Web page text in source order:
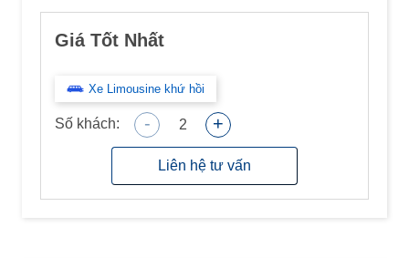
Giá Tốt Nhất
Xe Limousine khứ hồi
Số khách: - 2 +
Liên hệ tư vấn